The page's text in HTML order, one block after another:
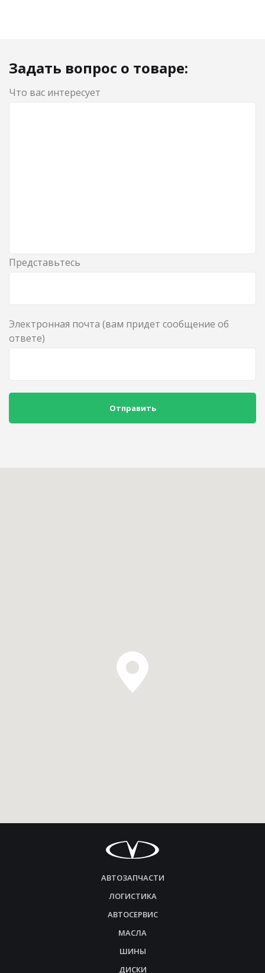
Задать вопрос о товаре:
Представьтесь
Электронная почта (вам придет сообщение об
ответе)
Отправить
Что вас интересует
АВТОЗАПЧАСТИ
ЛОГИСТИКА
АВТОСЕРВИС
МАСЛА
ШИНЫ
ДИСКИ